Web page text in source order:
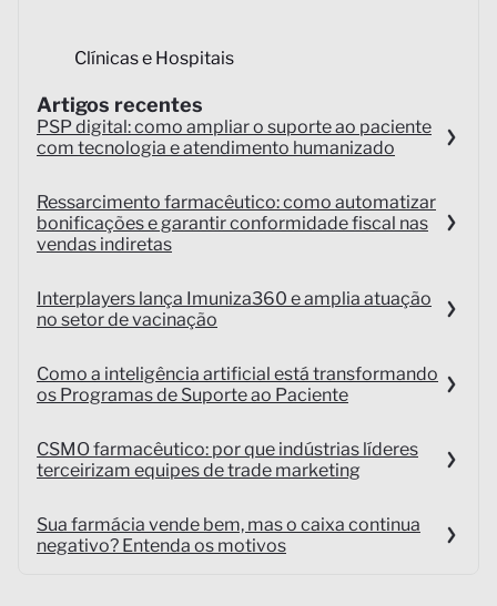
Clínicas e Hospitais
Artigos recentes
PSP digital: como ampliar o suporte ao paciente
com tecnologia e atendimento humanizado
Ressarcimento farmacêutico: como automatizar
bonificações e garantir conformidade fiscal nas
vendas indiretas
Interplayers lança Imuniza360 e amplia atuação
no setor de vacinação
Como a inteligência artificial está transformando
os Programas de Suporte ao Paciente
CSMO farmacêutico: por que indústrias líderes
terceirizam equipes de trade marketing
Sua farmácia vende bem, mas o caixa continua
negativo? Entenda os motivos